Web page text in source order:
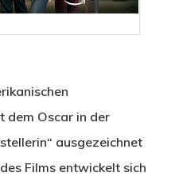
dem Oscar in der
ausgezeichnet
Films entwickelt sich